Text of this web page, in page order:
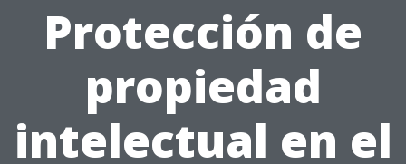
Protección de
propiedad
intelectual en el